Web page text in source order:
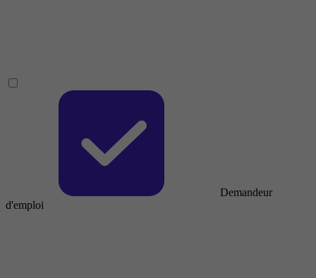
Demandeur
d'emploi